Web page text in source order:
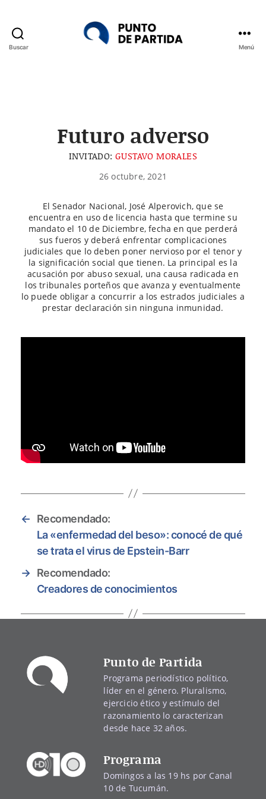
Buscar Menú
Futuro adverso
INVITADO: GUSTAVO MORALES
26 octubre, 2021
El Senador Nacional, José Alperovich, que se
encuentra en uso de licencia hasta que termine su
mandato el 10 de Diciembre, fecha en que perderá
sus fueros y deberá enfrentar complicaciones
judiciales que lo deben poner nervioso por el tenor y
la significación social que tienen. La principal es la
acusación por abuso sexual, una causa radicada en
los tribunales porteños que avanza y eventualmente
lo puede obligar a concurrir a los estrados judiciales a
prestar declaración sin ninguna inmunidad.
←
Recomendado:
La «enfermedad del beso»: conocé de qué
se trata el virus de Epstein-Barr
→ Recomendado:
Creadores de conocimientos
Punto de Partida
Programa periodístico político,
líder en el género. Pluralismo,
ejercicio ético y estímulo del
razonamiento lo caracterizan
desde hace 32 años.
Programa
Domingos a las 19 hs por Canal
10 de Tucumán.